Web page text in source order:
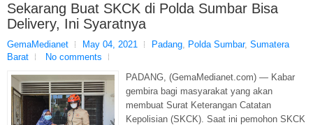
Sekarang Buat SKCK di Polda Sumbar Bisa
Delivery, Ini Syaratnya
GemaMedianet May 04, 2021 Padang, Polda Sumbar, Sumatera
Barat
No comments
PADANG, (GemaMedianet.com) — Kabar
gembira bagi masyarakat yang akan
membuat Surat Keterangan Catatan
Kepolisian (SKCK). Saat ini pemohon SKCK